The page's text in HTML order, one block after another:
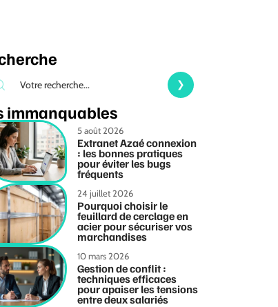
immanquables
5 août 2026
Extranet Azaé connexion
: les bonnes pratiques
pour éviter les bugs
fréquents
24 juillet 2026
Pourquoi choisir le
feuillard de cerclage en
acier pour sécuriser vos
marchandises
10 mars 2026
Gestion de conflit :
techniques efficaces
pour apaiser les tensions
entre deux salariés